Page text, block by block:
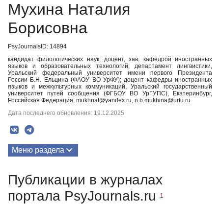
Мухина Наталия
Борисовна
PsyJournalsID: 14894
кандидат филологических наук, доцент, зав. кафедрой иностранных
языков и образовательных технологий, департамент лингвистики,
Уральский федеральный университет имени первого Президента
России Б.Н. Ельцина (ФАОУ ВО УрФУ); доцент кафедры иностранных
языков и межкультурных коммуникаций, Уральский государственный
университет путей сообщения (ФГБОУ ВО УрГУПС), Екатеринбург,
Российская Федерация, mukhnat@yandex.ru, n.b.mukhina@urfu.ru
Дата последнего обновления: 19.12.2025
Меню раздела
Публикации в журналах
портала PsyJournals.ru
1